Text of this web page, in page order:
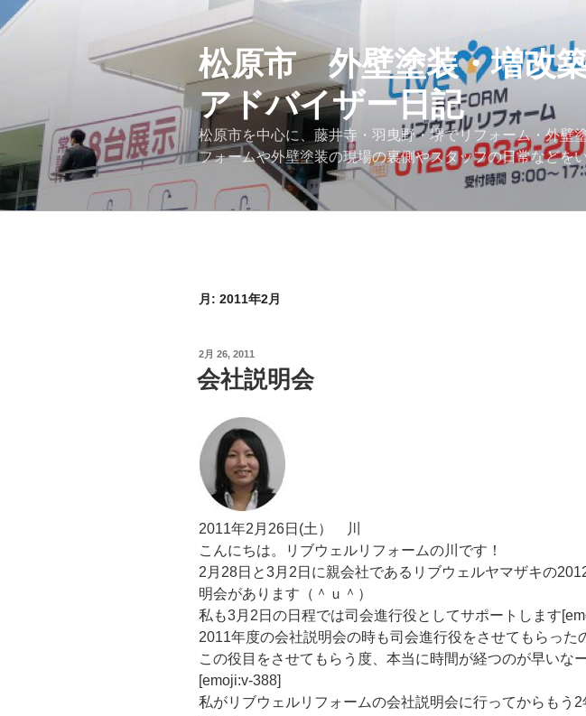
ン
キ
プ
松原市 外壁塗装・増改
アドバイザー日記
松原市を中心に、藤井寺・羽曳野・堺でリフォーム・外壁
フォームや外壁塗装の現場の裏側やスタッフの日常などを
月: 2011年2月
投
稿
日:
2月 26, 2011
会社説明会
2011年2月26日(土） 川
こんにちは。リブウェルリフォームの川です！
2月28日と3月2日に親会社であるリブウェルヤマザキの
明会があります（＾ｕ＾）
私も3月2日の日程では司会進行役としてサポートします
2011年度の会社説明会の時も司会進行役をさせてもらった
この役目をさせてもらう度、本当に時間が経つのが早いな
[emoji:v-388]
私がリブウェルリフォームの会社説明会に行ってからもう2